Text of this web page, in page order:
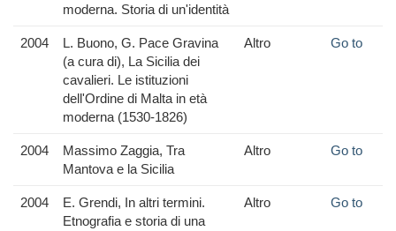
moderna. Storia di un'identità
2004
L. Buono, G. Pace Gravina
(a cura di), La Sicilia dei
cavalieri. Le istituzioni
dell'Ordine di Malta in età
moderna (1530-1826)
Altro Go to
2004
Massimo Zaggia, Tra
Mantova e la Sicilia
Altro Go to
2004
E. Grendi, In altri termini.
Etnografia e storia di una
Altro Go to